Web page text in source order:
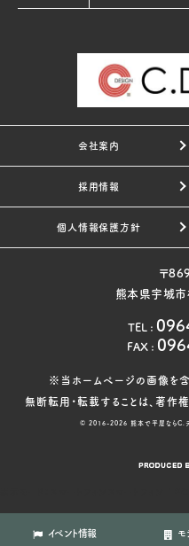
会社案内
採用情報
個人情報保護方針
〒
熊本県宇城
TEL :
FAX :
※当ホームページの画像を
無断転用・転載することは、著作
© 2016-2026熊本で平屋ならC.
イベント情報 モ